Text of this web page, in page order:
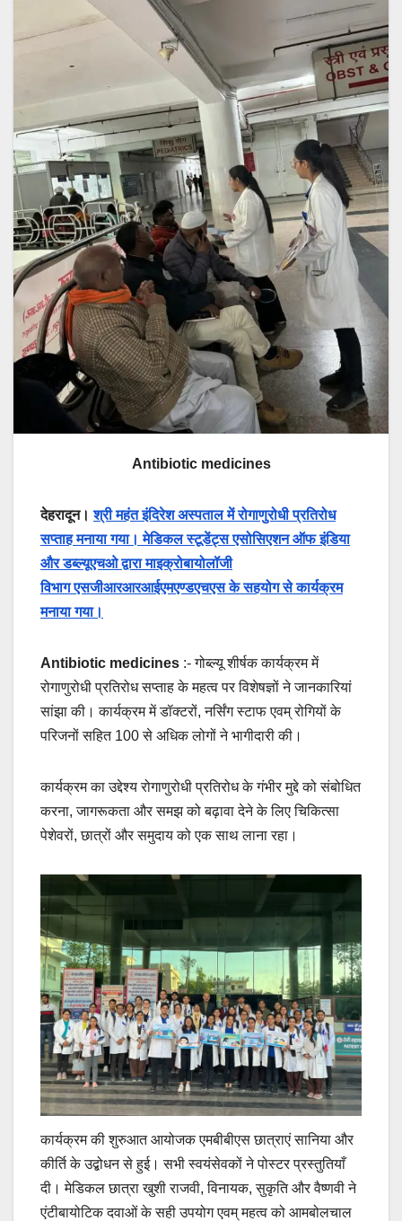
Antibiotic medicines
देहरादून। श्री महंत इंदिरेश अस्पताल में रोगाणुरोधी प्रतिरोध
सप्ताह मनाया गया। मेडिकल स्टूडेंट्स एसोसिएशन ऑफ इंडिया
और डब्ल्यूएचओ द्वारा माइक्रोबायोलॉजी
विभाग एसजीआरआरआईएमएण्डएचएस के सहयोग से कार्यक्रम
मनाया गया।
Antibiotic medicines :- गोब्ल्यू शीर्षक कार्यक्रम में
रोगाणुरोधी प्रतिरोध सप्ताह के महत्व पर विशेषज्ञों ने जानकारियां
सांझा की। कार्यक्रम में डॉक्टरों, नर्सिंग स्टाफ एवम् रोगियों के
परिजनों सहित 100 से अधिक लोगों ने भागीदारी की।
कार्यक्रम का उद्देश्य रोगाणुरोधी प्रतिरोध के गंभीर मुद्दे को संबोधित
करना, जागरूकता और समझ को बढ़ावा देने के लिए चिकित्सा
पेशेवरों, छात्रों और समुदाय को एक साथ लाना रहा।
कार्यक्रम की शुरुआत आयोजक एमबीबीएस छात्राएं सानिया और
कीर्ति के उद्बोधन से हुई। सभी स्वयंसेवकों ने पोस्टर प्रस्तुतियाँ
दी। मेडिकल छात्रा खुशी राजवी, विनायक, सुकृति और वैष्णवी ने
एंटीबायोटिक दवाओं के सही उपयोग एवम् महत्व को आमबोलचाल